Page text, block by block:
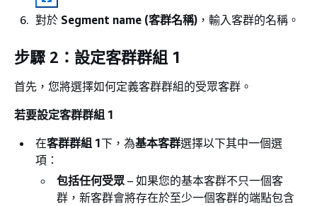
對於 Segment name (客群名稱) ，輸入客群的名稱。
步驟 2：設定客群群組 1
首先，您將選擇如何定義客群群組的受眾客群。
若要設定客群群組 1
在客群群組 1下，為基本客群選擇以下其中一個選
項：
包括任何受眾 – 如果您的基本客群不只一個客
群，新客群會將存在於至少一個客群的端點包含